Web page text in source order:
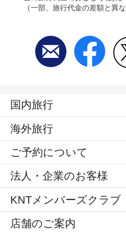
（一部、旅行代金の差額と異
国内旅行
海外旅行
ご予約について
法人・企業のお客様
KNTメンバーズクラブ
店舗のご案内